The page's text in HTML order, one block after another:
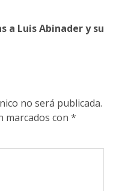
a Luis Abinader y su
no será publicada.
marcados con *